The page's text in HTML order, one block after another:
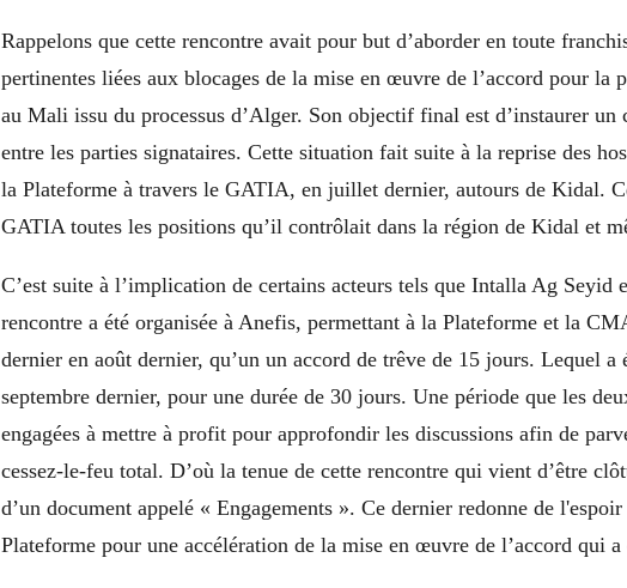
Rappelons que cette rencontre avait pour but d’aborder en toute
pertinentes liées aux blocages de la mise en œuvre de l’accord pour la
au Mali issu du processus d’Alger. Son objectif final est d’instaurer un
entre les parties signataires. Cette situation fait suite à la reprise des
la Plateforme à travers le GATIA, en juillet dernier, autours de Kidal.
GATIA toutes les positions qu’il contrôlait dans la région de Kidal et
C’est suite à l’implication de certains acteurs tels que Intalla Ag Seyid
rencontre a été organisée à Anefis, permettant à la Plateforme et la
dernier en août dernier, qu’un un accord de trêve de 15 jours. Lequel a
septembre dernier, pour une durée de 30 jours. Une période que les
engagées à mettre à profit pour approfondir les discussions afin de
cessez-le-feu total. D’où la tenue de cette rencontre qui vient d’être
d’un document appelé « Engagements ». Ce dernier redonne de
Plateforme pour une accélération de la mise en œuvre de l’accord qui